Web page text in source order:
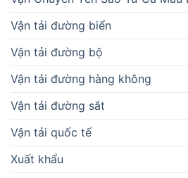
Vận tải đường biển
Vận tải đường bộ
Vận tải đường hàng không
Vận tải đường sắt
Vận tải quốc tế
Xuất khẩu